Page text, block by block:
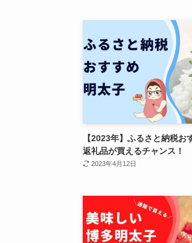
【2023年】ふるさと納税お
返礼品が買えるチャンス！
2023年4月12日